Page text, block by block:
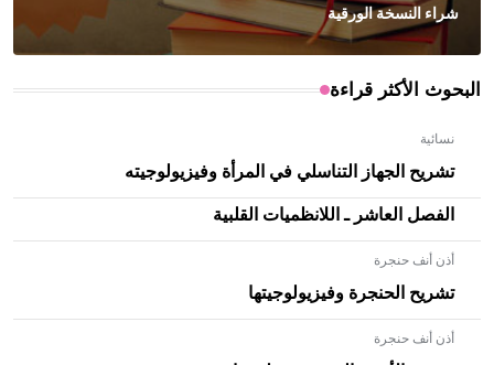
شراء النسخة الورقية
البحوث الأكثر قراءة
نسائية
تشريح الجهاز التناسلي في المرأة وفيزيولوجيته
الفصل العاشر ـ اللانظميات القلبية
أذن أنف حنجرة
تشريح الحنجرة وفيزيولوجيتها
أذن أنف حنجرة
- هل تعلم أن الأبلق نوع من الفنون الهندسية التي ارتبطت